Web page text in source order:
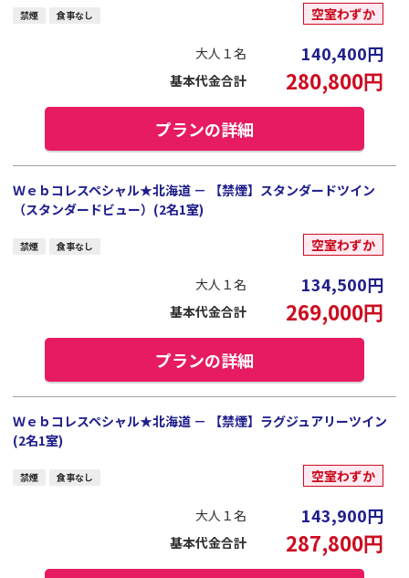
禁煙 食事なし 空室わずか
大人１名 140,400円
基本代金合計 280,800円
プランの詳細
Ｗｅｂコレスペシャル★北海道 － 【禁煙】スタンダードツイン
（スタンダードビュー）(2名1室)
禁煙 食事なし 空室わずか
大人１名 134,500円
基本代金合計 269,000円
プランの詳細
Ｗｅｂコレスペシャル★北海道 － 【禁煙】ラグジュアリーツイン
(2名1室)
禁煙 食事なし 空室わずか
大人１名 143,900円
基本代金合計 287,800円